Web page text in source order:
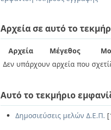
Αρχεία σε αυτό το
Αρχεία Μέγεθος
Δεν υπάρχουν αρχεία που
Αυτό το τεκμήριο
Δημοσιεύσεις μελών Δ.Ε.Π.